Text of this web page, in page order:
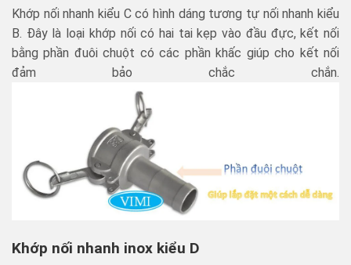
Khớp nối nhanh kiểu C có hình dáng tương tự nối nhanh kiểu
B. Đây là loại khớp nối có hai tai kẹp vào đầu đực, kết nối
bằng phần đuôi chuột có các phần khấc giúp cho kết nối
đảm bảo chắc chắn.
Khớp nối nhanh inox kiểu D